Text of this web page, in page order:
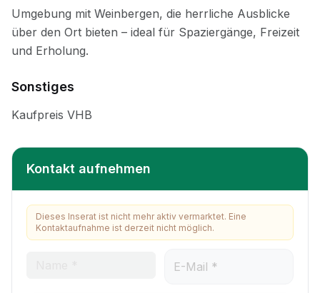
Sonstiges
Kontakt aufnehmen
Dieses Inserat ist nicht mehr aktiv vermarktet. Eine
Kontaktaufnahme ist derzeit nicht möglich.